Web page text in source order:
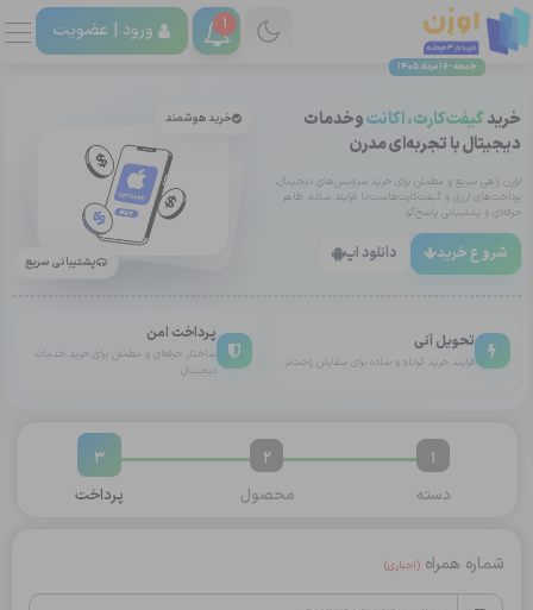
جمعه - 16 مرداد 1405
1 ورود | عضویت
خریدگیفت‌کارت، اکانتوخدمات
دیجیتال با تجربه‌ای مدرن
اوزن راهی سریع و مطمئن برای خرید سرویس‌های دیجیتال،
پرداخت‌های ارزی و گیفت‌کارت‌هاست؛با فرایند ساده، ظاهر
حرفه‌ای و پشتیبانی پاسخ‌گو.
شروع خرید دانلود اپ
خرید هوشمند
پشتیبانی سریع
تحویل آنی
فرایند خرید کوتاه و ساده برای سفارش راحت‌تر
پرداخت امن
ساختار حرفه‌ای و مطمئن برای خرید خدمات
دیجیتال
1
دسته
2
محصول
3
پرداخت
شماره همراه(اجباری)